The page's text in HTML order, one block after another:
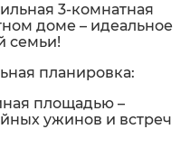
3-комнатная
доме – идеальное
семьи!
планировка:
площадью –
ужинов и встреч